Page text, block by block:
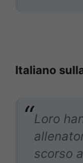
Italiano
Loro
scorso